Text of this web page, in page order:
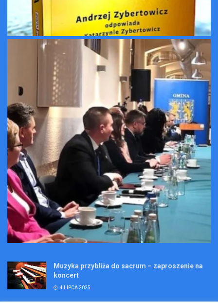
Muzyka przybliża do sacrum – zaproszenie na
koncert
4 LIPCA 2025